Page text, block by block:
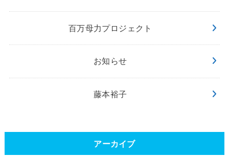
百万母力プロジェクト
お知らせ
藤本裕子
アーカイブ